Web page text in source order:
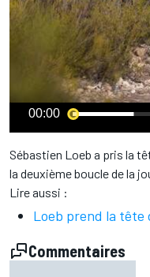
00:00
Sébastien Loeb a pris la
la deuxième boucle de la
Lire aussi :
Loeb prend la tête
Commentaires